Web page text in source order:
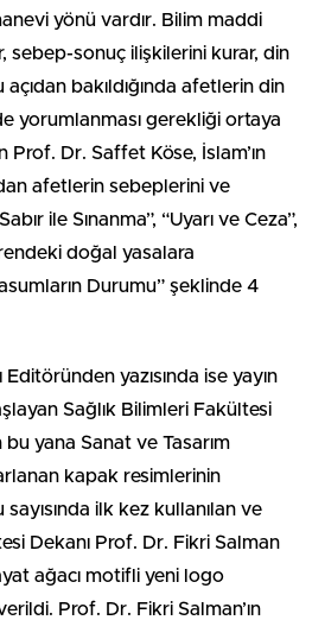
yönü vardır. Bilim maddi
sebep-sonuç ilişkilerini kurar, din
açıdan bakıldığında afetlerin din
yorumlanması gerekliği ortaya
Prof. Dr. Saffet Köse, İslam’ın
afetlerin sebeplerini ve
ile Sınanma”, “Uyarı ve Ceza”,
doğal yasalara
Durumu” şeklinde 4
yazısında ise yayın
Sağlık Bilimleri Fakültesi
bu yana Sanat ve Tasarım
kapak resimlerinin
ilk kez kullanılan ve
Dekanı Prof. Dr. Fikri Salman
ağacı motifli yeni logo
Prof. Dr. Fikri Salman’ın